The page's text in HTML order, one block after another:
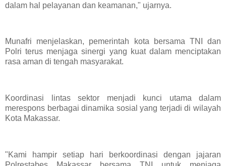
dalam hal pelayanan dan keamanan," ujarnya.
Munafri menjelaskan, pemerintah kota bersama TNI dan
Polri terus menjaga sinergi yang kuat dalam menciptakan
rasa aman di tengah masyarakat.
Koordinasi lintas sektor menjadi kunci utama dalam
merespons berbagai dinamika sosial yang terjadi di wilayah
Kota Makassar.
"Kami hampir setiap hari berkoordinasi dengan jajaran